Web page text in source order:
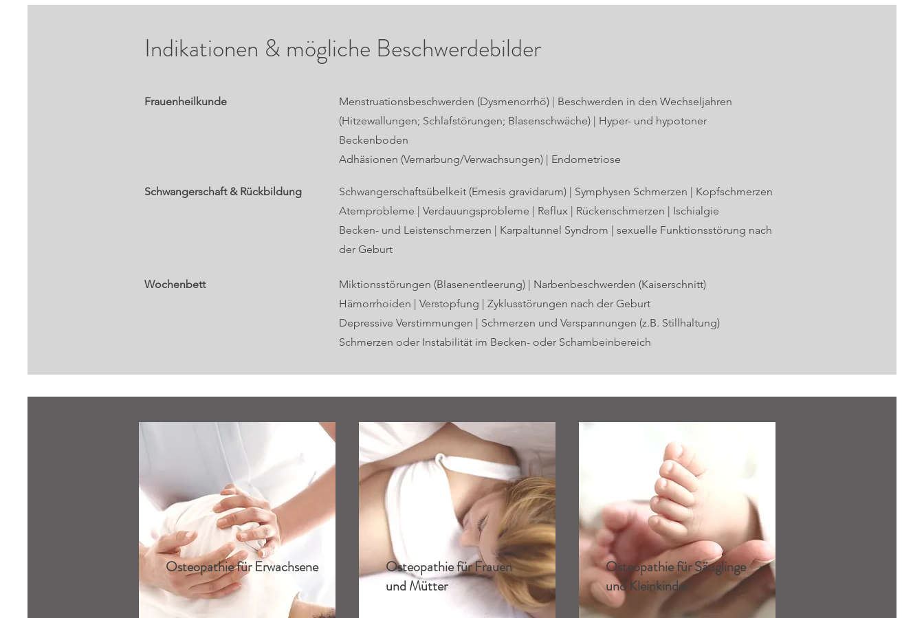
Indikationen & mögliche Beschwerdebilder
Frauenheilkunde
Menstruationsbeschwerden (Dysmenorrhö) | Beschwerden in den Wechseljahren
(Hitzewallungen; Schlafstörungen; Blasenschwäche) | Hyper- und hypotoner
Beckenboden
Adhäsionen (Vernarbung/Verwachsungen) | Endometriose
Schwangerschaft & Rückbildung
Schwangerschaftsübelkeit (Emesis gravidarum) | Symphysen Schmerzen | Kopfschmerzen
Atemprobleme | Verdauungsprobleme | Reflux | Rückenschmerzen | Ischialgie
Becken- und Leistenschmerzen | Karpaltunnel Syndrom | sexuelle Funktionsstörung nach
der Geburt
Wochenbett
Miktionsstörungen (Blasenentleerung) | Narbenbeschwerden (Kaiserschnitt)
Hämorrhoiden | Verstopfung | Zyklusstörungen nach der Geburt
Depressive Verstimmungen | Schmerzen und Verspannungen (z.B. Stillhaltung)
Schmerzen oder Instabilität im Becken- oder Schambeinbereich
Osteopathie für Erwachsene
Osteopathie für Frauen
und Mütter
Osteopathie für Säuglinge
und Kleinkinder